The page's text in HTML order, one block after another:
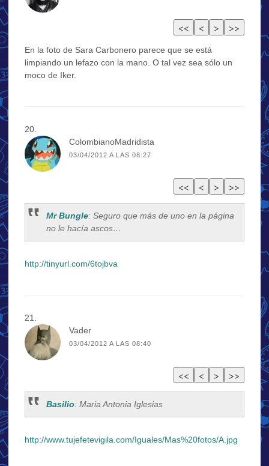
En la foto de Sara Carbonero parece que se está
limpiando un lefazo con la mano. O tal vez sea sólo un
moco de Iker.
ColombianoMadridista
03/04/2012 A LAS 08:27
Mr Bungle: Seguro que más de uno en la página
no le hacía ascos…
http://tinyurl.com/6tojbva
Vader
03/04/2012 A LAS 08:40
Basilio: Maria Antonia Iglesias
http://www.tujefetevigila.com/Iguales/Mas%20fotos/A.jpg